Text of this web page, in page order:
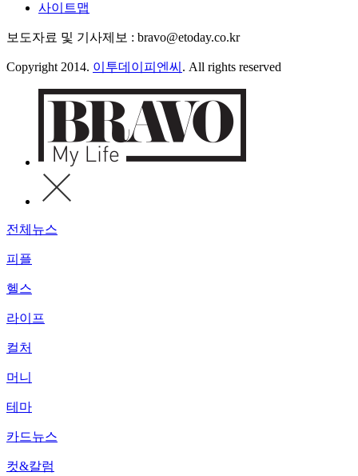
사이트맵
보도자료 및 기사제보 : bravo@etoday.co.kr
Copyright 2014. 이투데이피엔씨 . All rights reserved
전체뉴스
피플
헬스
라이프
컬처
머니
테마
카드뉴스
컷&칼럼